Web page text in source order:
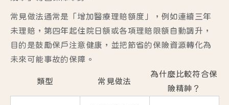
常見做法通常是「增加醫療理賠額度」，例如連續三年
未理賠，第四年起住院日額或各項理賠限額自動調升，
目的是鼓勵保戶注意健康，並把節省的保險資源轉化為
未來可能事故的保障。
類型 常見做法
為什麼比較符合保
險精神？